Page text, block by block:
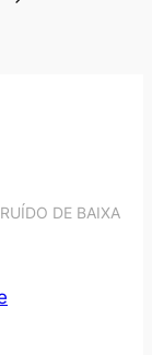
DE BAIXA